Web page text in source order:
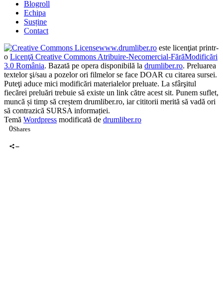
Licenţă Creative Commons Atribuire-Necomercial-FărăModificări
3.0 România. Bazată pe opera disponibilă la
textelor şi/sau a pozelor ori filmelor se face DOAR cu citarea sursei.
Puteţi aduce mici modificări materialelor preluate. La sfârşitul
fiecărei preluări trebuie să existe un link către acest sit. Punem suflet,
muncă și timp să creștem drumliber.ro, iar cititorii merită să vadă ori
să contrazică SURSA informației.
TemăWordpressmodificată dedrumliber.ro
0Shares
0